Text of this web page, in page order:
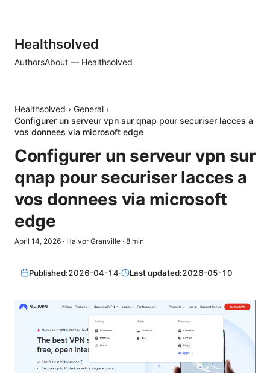
Healthsolved
AuthorsAbout — Healthsolved
Healthsolved › General ›
Configurer un serveur vpn sur qnap pour securiser lacces a
vos donnees via microsoft edge
Configurer un serveur vpn sur
qnap pour securiser lacces a
vos donnees via microsoft
edge
April 14, 2026 · Halvor Granville · 8 min
Published:2026-04-14· Last updated:2026-05-10